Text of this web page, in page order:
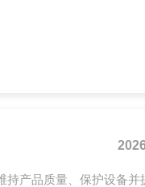
持产品质量、保护设备并